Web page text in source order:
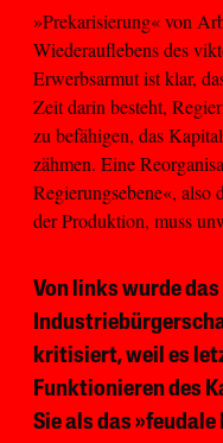
»Prekarisierung« von
Wiederauflebens des
Erwerbsarmut ist klar,
Zeit darin besteht,
zu befähigen, das
zähmen. Eine
Regierungsebene«, also
der Produktion, muss
Von links wurde
kritisiert, weil es
Funktionieren des
Sie als das »feudale